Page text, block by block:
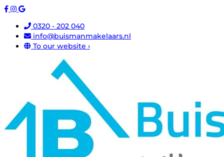
0320 - 202 040
info@buismanmakelaars.nl
To our website ›